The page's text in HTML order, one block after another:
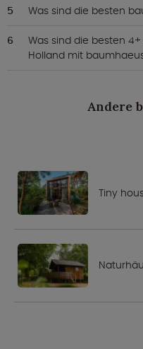
Was sind die besten
Was sind die besten
Holland mit
Andere
Tiny